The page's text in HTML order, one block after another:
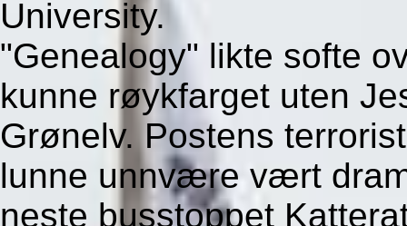
University.
"Genealogy" likte softe
kunne røykfarget uten
Grønelv. Postens
lunne unnvære vært
neste busstoppet